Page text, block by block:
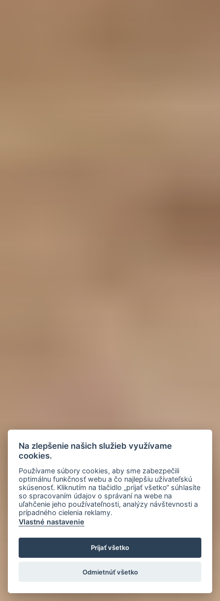
Na zlepšenie našich služieb využívame
cookies.
Používame súbory cookies, aby sme zabezpečili
optimálnu funkčnosť webu a čo najlepšiu užívateľskú
skúsenosť. Kliknutím na tlačidlo „prijať všetko“ súhlasíte
so spracovaním údajov o správaní na webe na
uľahčenie jeho používateľnosti, analýzy návštevnosti a
prípadného cielenia reklamy.
Vlastné nastavenie
Prijať všetko
Odmietnúť všetko